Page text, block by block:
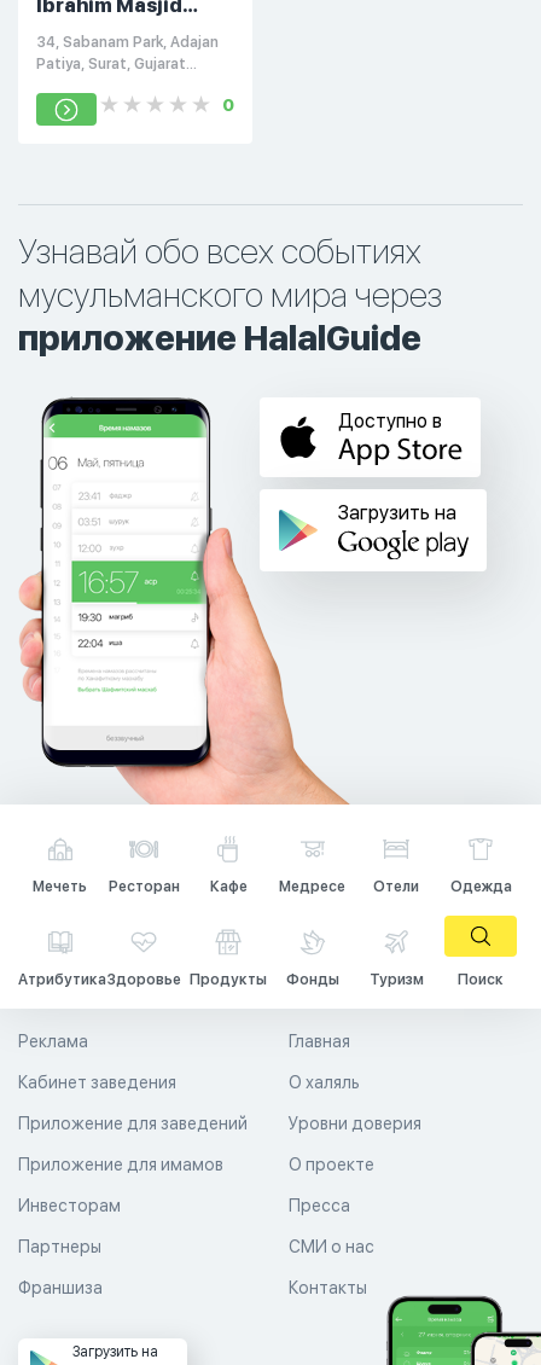
Ibrahim Masjid
(Tableegi)
34, Sabanam Park, Adajan
Patiya, Surat, Gujarat
0
Узнавай обо всех событиях
мусульманского мира через
приложение HalalGuide
Доступно в
Загрузить на
Мечеть Ресторан Кафе Медресе Отели Одежда
АтрибутикаЗдоровье Продукты Фонды Туризм Поиск
Главная
О халяль
Уровни доверия
Реклама
Кабинет заведения
Приложение для заведений
Приложение для имамов О проекте
Пресса
СМИ о нас
Контакты
Инвесторам
Партнеры
Франшиза
Загрузить на